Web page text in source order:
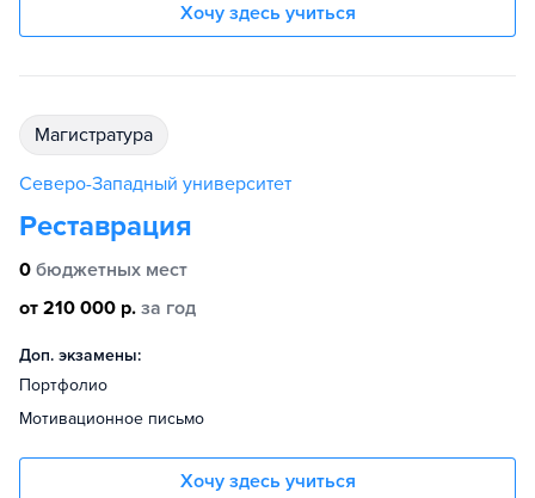
Хочу здесь учиться
магистратура
Северо-Западный университет
Реставрация
0 бюджетных мест
от 210 000 р. за год
Доп. экзамены:
Портфолио
Мотивационное письмо
Хочу здесь учиться